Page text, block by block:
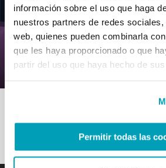
información sobre el uso que haga
nuestros partners de redes
web, quienes pueden combinarla
que les haya proporcionado o que
partir del uso que haya hecho de
Permitir todas las
5 Mayo 2020| By
Comments
Oración – Conocer para